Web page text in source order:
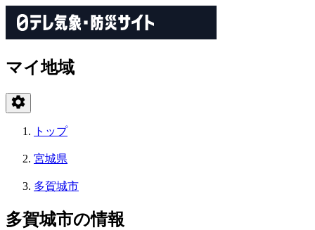
マイ地域
トップ
宮城県
多賀城市
多賀城市の情報